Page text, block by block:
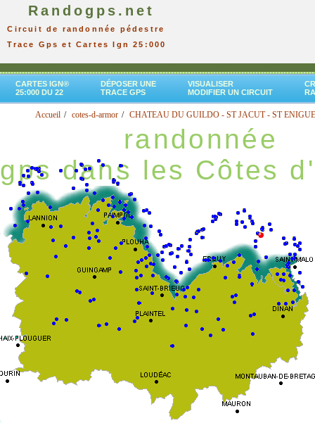
Randogps.net
Circuit de randonnée pédestre
Trace Gps et Cartes Ign 25:000
CARTES IGN®
25:000 DU 22
DÉPOSER UNE
TRACE GPS
VISUALISER
MODIFIER UN CIRCUIT
Accueil cotes-d-armor CHATEAU DU GUILDO - ST JACUT - ST
randonnée
gps dans les Côtes